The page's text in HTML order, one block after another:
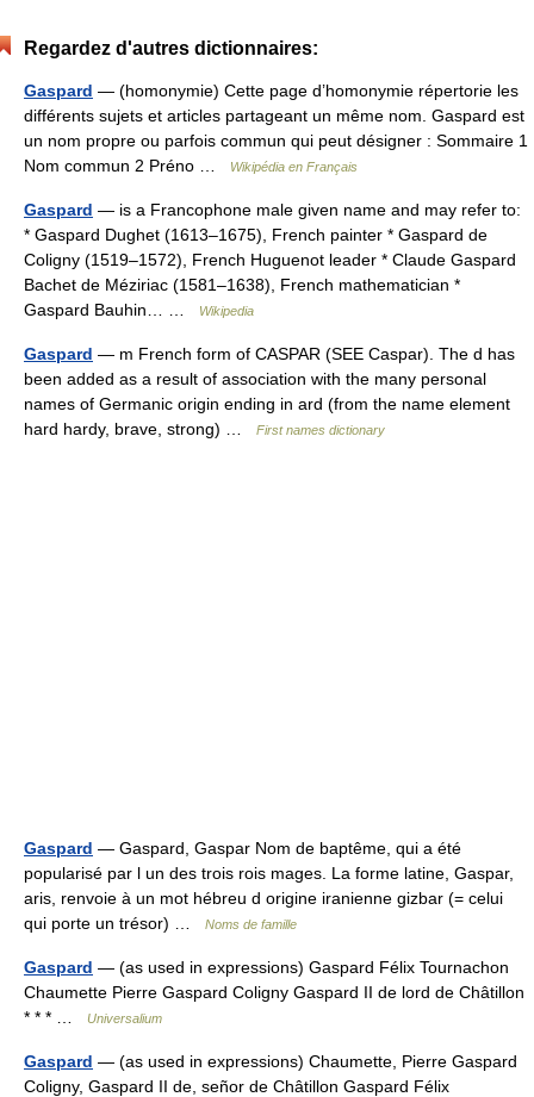
Regardez d'autres dictionnaires:
Gaspard — (homonymie) Cette page d’homonymie répertorie les
différents sujets et articles partageant un même nom. Gaspard est
un nom propre ou parfois commun qui peut désigner : Sommaire 1
Nom commun 2 Préno …
Wikipédia en Français
Gaspard — is a Francophone male given name and may refer to:
* Gaspard Dughet (1613–1675), French painter * Gaspard de
Coligny (1519–1572), French Huguenot leader * Claude Gaspard
Bachet de Méziriac (1581–1638), French mathematician *
Gaspard Bauhin… …
Wikipedia
Gaspard — m French form of CASPAR (SEE Caspar). The d has
been added as a result of association with the many personal
names of Germanic origin ending in ard (from the name element
hard hardy, brave, strong) …
First names dictionary
Gaspard — Gaspard, Gaspar Nom de baptême, qui a été
popularisé par l un des trois rois mages. La forme latine, Gaspar,
aris, renvoie à un mot hébreu d origine iranienne gizbar (= celui
qui porte un trésor) …
Noms de famille
Gaspard — (as used in expressions) Gaspard Félix Tournachon
Chaumette Pierre Gaspard Coligny Gaspard II de lord de Châtillon
* * * …
Universalium
Gaspard — (as used in expressions) Chaumette, Pierre Gaspard
Coligny, Gaspard II de, señor de Châtillon Gaspard Félix